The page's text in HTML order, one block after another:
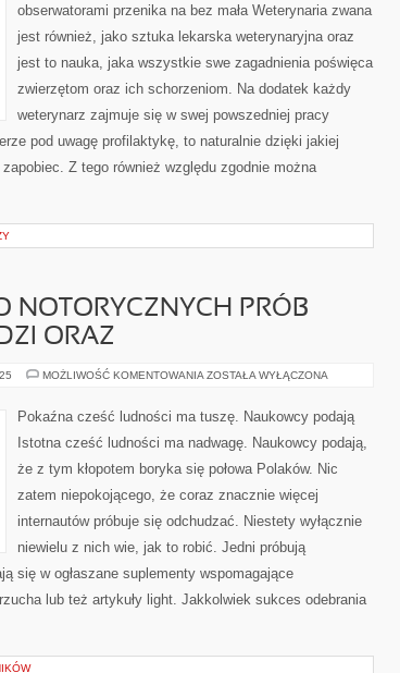
UŻYWANYCH
NAS
obserwatorami przenika na bez mała Weterynaria zwana
jest również, jako sztuka lekarska weterynaryjna oraz
jest to nauka, jaka wszystkie swe zagadnienia poświęca
zwierzętom oraz ich schorzeniom. Na dodatek każdy
weterynarz zajmuje się w swej powszedniej pracy
pod uwagę profilaktykę, to naturalnie dzięki jakiej
Z tego również względu zgodnie można
NOTORYCZNYCH PRÓB
ORAZ
MOŻLIWOŚĆ KOMENTOWANIA TO
NOTORYCZNYCH
PRÓB
DO
ORAZ
ZOSTAŁA WYŁĄCZONA
Pokaźna cześć ludności ma tuszę. Naukowcy podają
Istotna cześć ludności ma nadwagę. Naukowcy podają,
że z tym kłopotem boryka się połowa Polaków. Nic
zatem niepokojącego, że coraz znacznie więcej
internautów próbuje się odchudzać. Niestety wyłącznie
niewielu z nich wie, jak to robić. Jedni próbują
się w ogłaszane suplementy wspomagające
lub też artykuły light. Jakkolwiek sukces odebrania